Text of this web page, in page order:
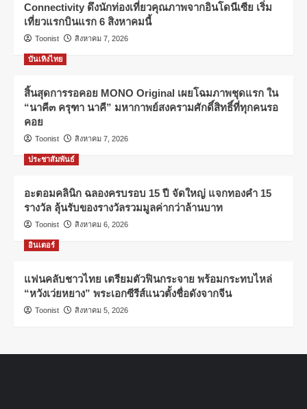
Connectivity ดึงนักท่องเที่ยวคุณภาพจากอินโดนีเซีย เริ่ม
เที่ยวแรกบินแรก 6 สิงหาคมนี้
Toonist สิงหาคม 7, 2026
บันเทิงไทย
สิ้นสุดการรอคอย MONO Original เผยโฉมภาพชุดแรก ใน
“นาคี๓ ครุฑา นาคี” มหากาพย์สงครามศักดิ์สิทธิ์ที่ทุกคนรอ
คอย
Toonist สิงหาคม 7, 2026
ประชาสัมพันธ์
อะตอมคลินิก ฉลองครบรอบ 15 ปี จัดใหญ่ แจกทองคำ 15
รางวัล ลุ้นรับของรางวัลรวมมูลค่ากว่าล้านบาท
Toonist สิงหาคม 6, 2026
อินเตอร์
แฟนคลับชาวไทย เตรียมตัวฟินกระจาย พร้อมกระทบไหล่
“หวังเว่ยหยาง” พระเอกซีรีส์แนวตั้งชื่อดังจากจีน
Toonist สิงหาคม 5, 2026